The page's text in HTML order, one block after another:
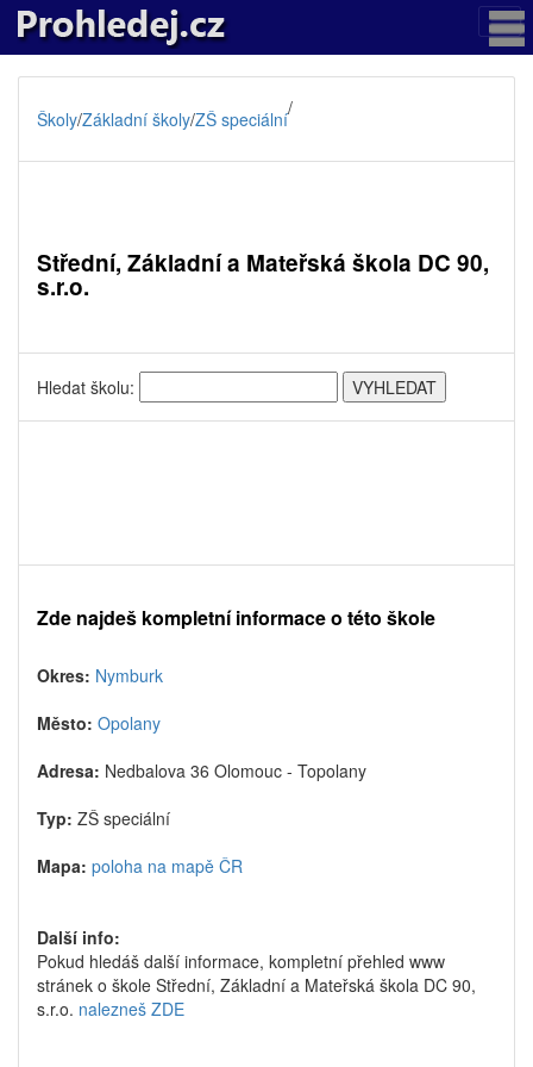
Školy/Základní školy/ZŠ speciální/
Střední, Základní a Mateřská škola DC 90,
s.r.o.
Hledat školu:
Zde najdeš kompletní informace o této škole
Okres: Nymburk
Město: Opolany
Adresa: Nedbalova 36 Olomouc - Topolany
Typ: ZŠ speciální
Mapa: poloha na mapě ČR
Další info:
Pokud hledáš další informace, kompletní přehled www
stránek o škole Střední, Základní a Mateřská škola DC 90,
s.r.o. nalezneš ZDE